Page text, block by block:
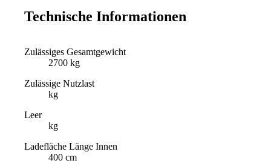
Technische Informationen
Zulässiges Gesamtgewicht
2700 kg
Zulässige Nutzlast
kg
Leer
kg
Ladefläche Länge Innen
400 cm